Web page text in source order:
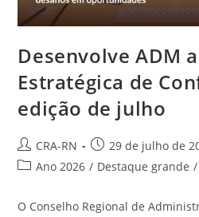
Desenvolve ADM
Estratégica de
edição de julho
Autor
do
CRA-RN
Post
publicado:
29 de julho de
Categoria
Ano 2026 / Destaque grande /
O Conselho Regional de